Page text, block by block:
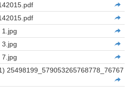
25498199_579053265768778_76767